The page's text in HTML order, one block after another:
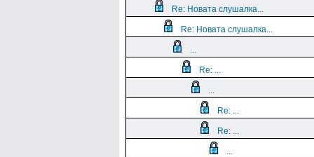
Re: Новата слушалка...
Re: Новата слушалка...
...
Re: ...
...
Re: ...
Re: ...
...